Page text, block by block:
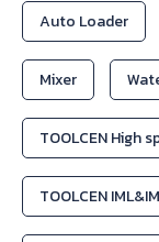
Auto Loader
Mixer
TOOLCEN High
TOOLCEN